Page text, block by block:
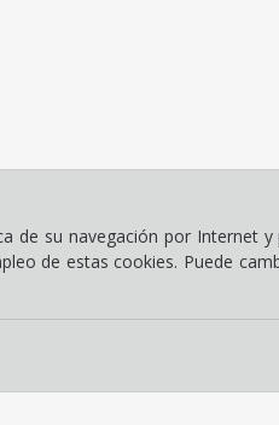
su navegación por Internet
de estas cookies. Puede